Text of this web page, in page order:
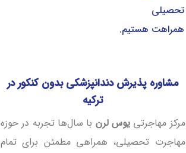
تحصیلی
همراهت هستیم.
مشاوره پذیرش دندانپزشکی بدون کنکور در
ترکیه
مرکز مهاجرتی یوس لرن با سال‌ها تجربه در حوزه
مهاجرت تحصیلی، همراهی مطمئن برای تمام